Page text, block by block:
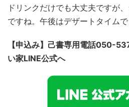
ドリンクだけでも大丈夫ですが
ですね。午後はデザートタイムで
【申込み】己書専用電話050-
い家LINE公式へ